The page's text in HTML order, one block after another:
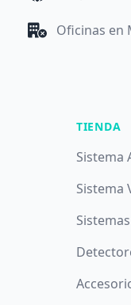
Oficinas en
TIENDA
Sistema
Sistema